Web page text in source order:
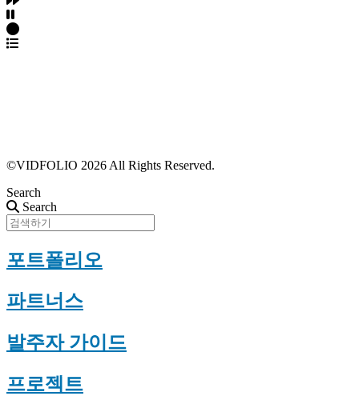
©VIDFOLIO 2026 All Rights Reserved.
Search
Search
포트폴리오
파트너스
발주자 가이드
프로젝트